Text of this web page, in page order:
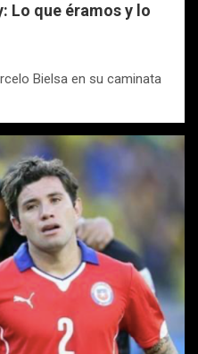
Lo que éramos y lo
Bielsa en su caminata